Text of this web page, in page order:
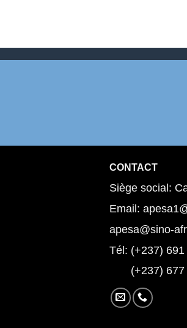
CONTACT
Siège social:
Email:
apesa@sino-
Tél: (+237)
(+237) 677